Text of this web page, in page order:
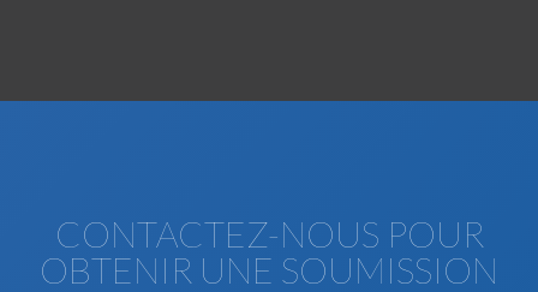
CONTACTEZ-NOUS POUR
OBTENIR UNE SOUMISSION